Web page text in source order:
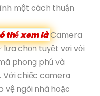
một cách thuận
thể xem làCamera
lựa chọn tuyệt vời với
phong phú và
Với chiếc camera
vệ ngôi nhà hoặc